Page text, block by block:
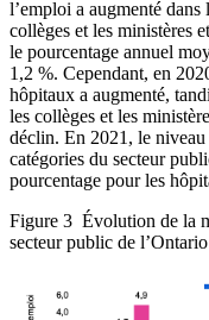
l’emploi a augmenté
collèges et les ministères
le pourcentage annuel
1,2 %. Cependant, en
hôpitaux a augmenté,
les collèges et les
déclin. En 2021, le niveau
catégories du secteur
pourcentage pour les
Figure 3 Évolution de la
secteur public de